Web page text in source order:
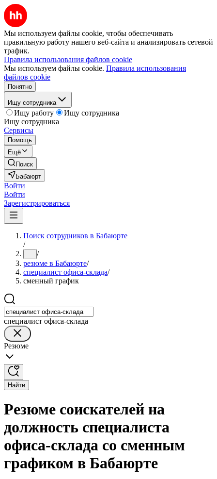
Мы используем файлы cookie, чтобы обеспечивать
правильную работу нашего веб-сайта и анализировать сетевой
трафик.
Правила использования файлов cookie
Мы используем файлы cookie. Правила использования
файлов cookie
Понятно
Ищу сотрудника
Ищу работу
Ищу сотрудника
Ищу сотрудника
Сервисы
Помощь
Ещё
Поиск
Бабаюрт
Войти
Войти
Зарегистрироваться
Поиск сотрудников в Бабаюрте
/
... /
резюме в Бабаюрте/
специалист офиса-склада/
сменный график
специалист офиса-склада
Резюме
Найти
Резюме соискателей на
должность специалиста
офиса-склада со сменным
графиком в Бабаюрте